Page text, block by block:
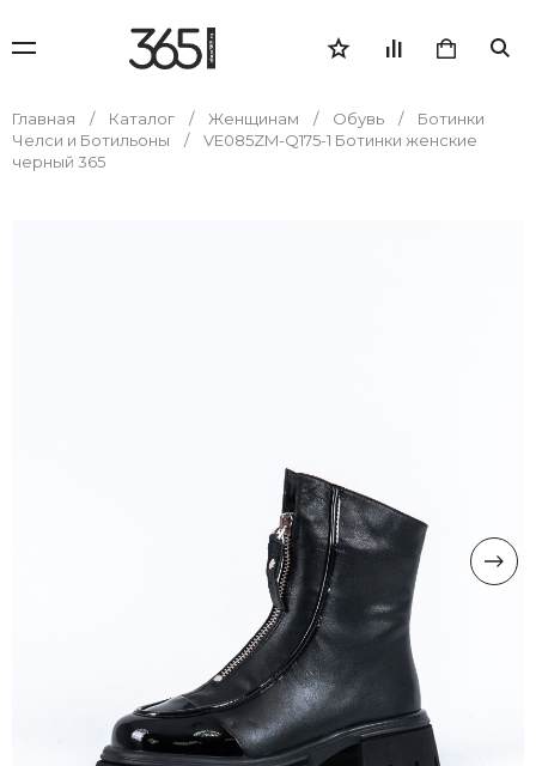
Главная Каталог Женщинам Обувь
Ботинки
Челси и Ботильоны
VE085ZM-Q175-1 Ботинки женские
черный 365